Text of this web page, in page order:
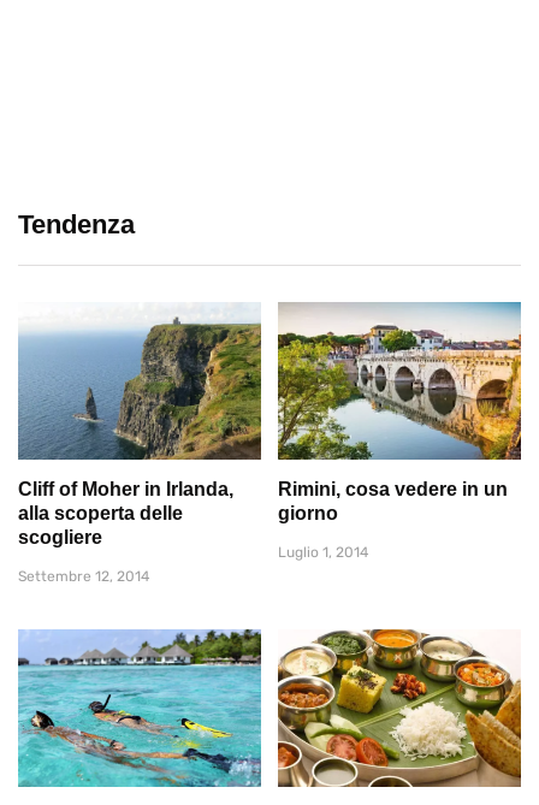
Tendenza
Cliff of Moher in Irlanda,
alla scoperta delle
scogliere
Settembre 12, 2014
Rimini, cosa vedere in un
giorno
Luglio 1, 2014